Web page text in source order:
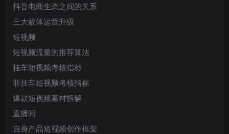
抖音电商生态之间的关系
三大载体运营升级
短视频
短视频流量的推荐算法
挂车短视频考核指标
非挂车短视频考核指标
爆款短视频素材拆解
直播间
自身产品短视频创作框架